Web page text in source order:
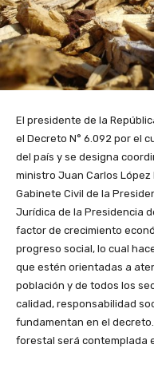
El presidente de la
el Decreto N° 6.092 por el
del país y se designa
ministro Juan Carlos
Gabinete Civil de la
Jurídica de la Presidencia
factor de crecimiento
progreso social, lo cual
que estén orientadas a
población y de todos los
calidad, responsabilidad
fundamentan en el
forestal será contemplada